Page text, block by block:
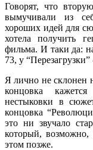
Говорят, что
вымучивали из
хороших идей для
хотела получить
фильма. И таки да:
73, у
Я лично не склонен
концовка
нестыковки в
концовка
это ни звучало
который,
этом позже.